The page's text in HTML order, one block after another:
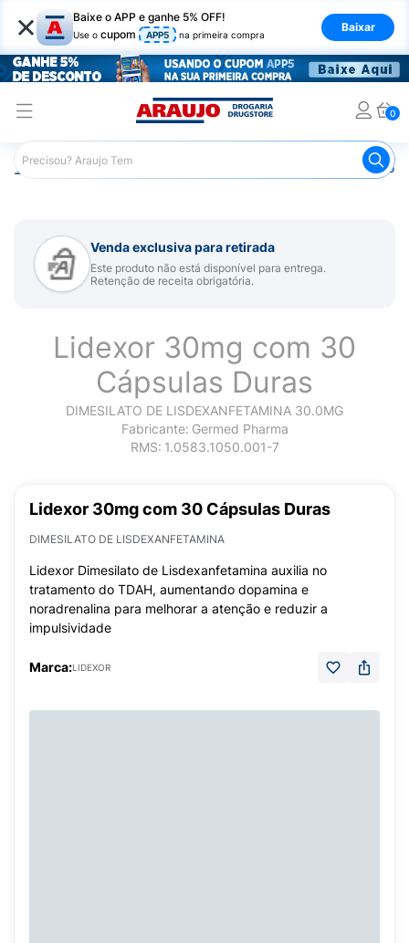
× Baixe o APP e ganhe 5% OFF!
Use o cupom APP5 na primeira compra
Baixar
0
Araujo Medicamentos Remédio para Sistema Nervoso
Venda exclusiva para retirada
Este produto não está disponível para entrega.
Retenção de receita obrigatória.
Lidexor 30mg com 30
Cápsulas Duras
DIMESILATO DE LISDEXANFETAMINA 30.0MG
Fabricante: Germed Pharma
RMS: 1.0583.1050.001-7
Lidexor 30mg com 30 Cápsulas Duras
DIMESILATO DE LISDEXANFETAMINA
Lidexor Dimesilato de Lisdexanfetamina auxilia no
tratamento do TDAH, aumentando dopamina e
noradrenalina para melhorar a atenção e reduzir a
impulsividade
Marca:LIDEXOR